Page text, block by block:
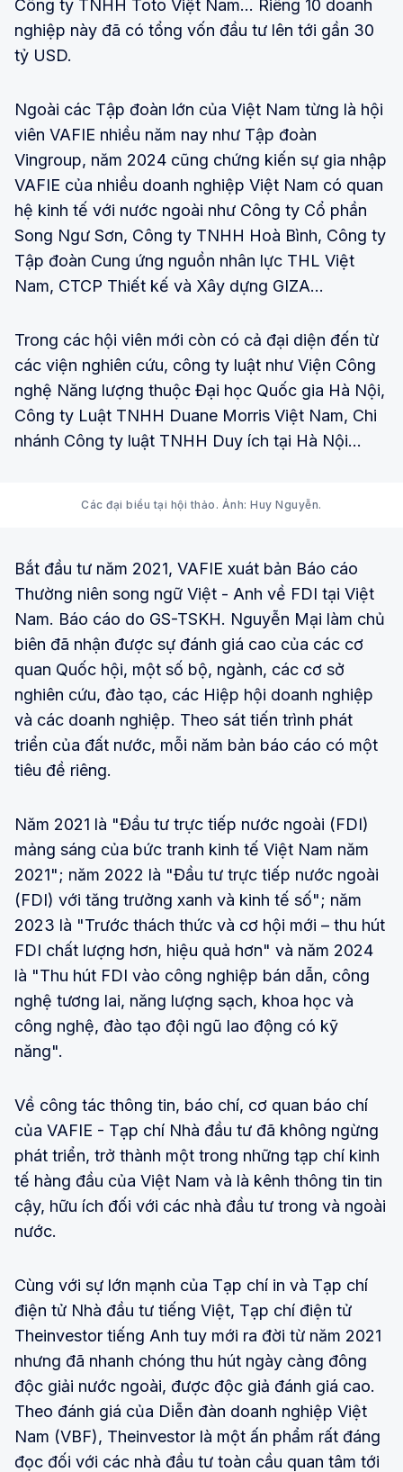
Công ty TNHH Toto Việt Nam… Riêng 10 doanh
nghiệp này đã có tổng vốn đầu tư lên tới gần 30
tỷ USD.
Ngoài các Tập đoàn lớn của Việt Nam từng là hội
viên VAFIE nhiều năm nay như Tập đoàn
Vingroup, năm 2024 cũng chứng kiến sự gia nhập
VAFIE của nhiều doanh nghiệp Việt Nam có quan
hệ kinh tế với nước ngoài như Công ty Cổ phần
Song Ngư Sơn, Công ty TNHH Hoà Bình, Công ty
Tập đoàn Cung ứng nguồn nhân lực THL Việt
Nam, CTCP Thiết kế và Xây dựng GIZA…
Trong các hội viên mới còn có cả đại diện đến từ
các viện nghiên cứu, công ty luật như Viện Công
nghệ Năng lượng thuộc Đại học Quốc gia Hà Nội,
Công ty Luật TNHH Duane Morris Việt Nam, Chi
nhánh Công ty luật TNHH Duy ích tại Hà Nội…
Các đại biểu tại hội thảo. Ảnh: Huy Nguyễn.
Bắt đầu tư năm 2021, VAFIE xuát bản Báo cáo
Thường niên song ngữ Việt - Anh về FDI tại Việt
Nam. Báo cáo do GS-TSKH. Nguyễn Mại làm chủ
biên đã nhận được sự đánh giá cao của các cơ
quan Quốc hội, một số bộ, ngành, các cơ sở
nghiên cứu, đào tạo, các Hiệp hội doanh nghiệp
và các doanh nghiệp. Theo sát tiến trình phát
triển của đất nước, mỗi năm bản báo cáo có một
tiêu đề riêng.
Năm 2021 là "Đầu tư trực tiếp nước ngoài (FDI)
mảng sáng của bức tranh kinh tế Việt Nam năm
2021"; năm 2022 là "Đầu tư trực tiếp nước ngoài
(FDI) với tăng trưởng xanh và kinh tế số"; năm
2023 là "Trước thách thức và cơ hội mới – thu hút
FDI chất lượng hơn, hiệu quả hơn" và năm 2024
là "Thu hút FDI vào công nghiệp bán dẫn, công
nghệ tương lai, năng lượng sạch, khoa học và
công nghệ, đào tạo đội ngũ lao động có kỹ
năng".
Về công tác thông tin, báo chí, cơ quan báo chí
của VAFIE - Tạp chí Nhà đầu tư đã không ngừng
phát triển, trở thành một trong những tạp chí kinh
tế hàng đầu của Việt Nam và là kênh thông tin tin
cậy, hữu ích đối với các nhà đầu tư trong và ngoài
nước.
Cùng với sự lớn mạnh của Tạp chí in và Tạp chí
điện tử Nhà đầu tư tiếng Việt, Tạp chí điện tử
Theinvestor tiếng Anh tuy mới ra đời từ năm 2021
nhưng đã nhanh chóng thu hút ngày càng đông
độc giải nước ngoài, được độc giả đánh giá cao.
Theo đánh giá của Diễn đàn doanh nghiệp Việt
Nam (VBF), Theinvestor là một ấn phẩm rất đáng
đọc đối với các nhà đầu tư toàn cầu quan tâm tới